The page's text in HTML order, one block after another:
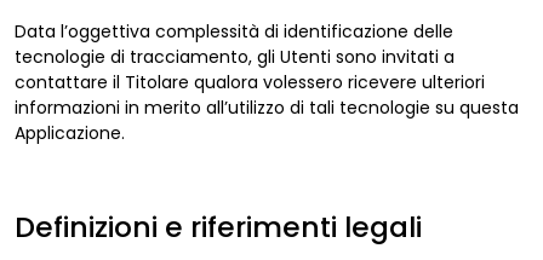
Data l’oggettiva complessità di identificazione delle
tecnologie di tracciamento, gli Utenti sono invitati a
contattare il Titolare qualora volessero ricevere ulteriori
informazioni in merito all’utilizzo di tali tecnologie su questa
Applicazione.
Definizioni e riferimenti legali